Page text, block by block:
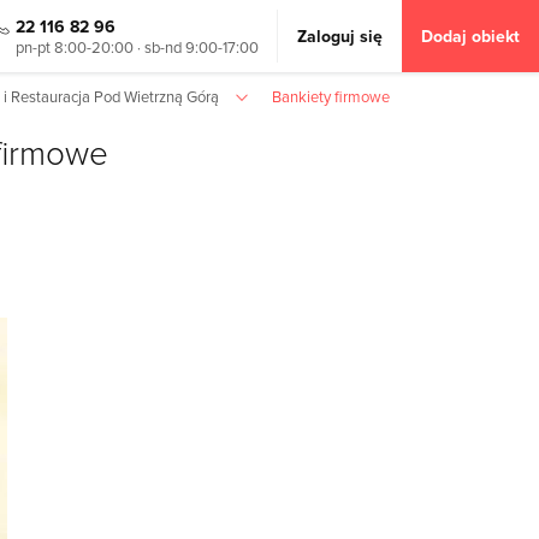
22 116 82 96
pn-pt 8:00-20:00 · sb-nd 9:00-17:00 Zaloguj się Dodaj obiekt
Restauracja Pod Wietrzną Górą Bankiety firmowe